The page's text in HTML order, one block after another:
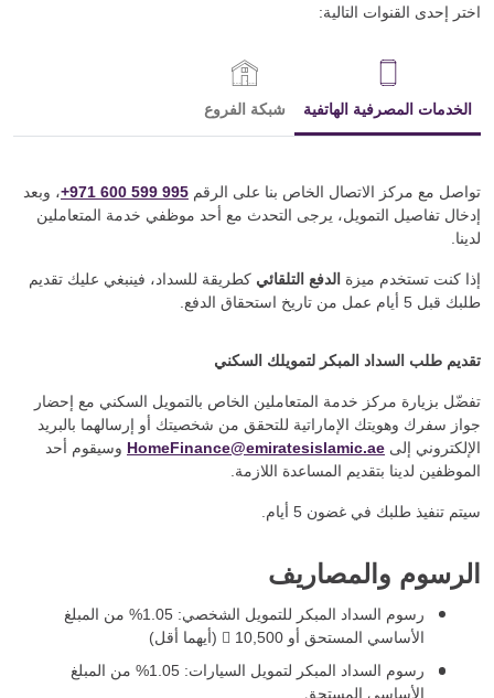
اختر إحدى القنوات التالية:
الخدمات المصرفية الهاتفية شبكة الفروع
تواصل مع مركز الاتصال الخاص بنا على الرقم 995 599 600 971+
، وبعد
إدخال تفاصيل التمويل، يرجى التحدث مع أحد موظفي خدمة المتعاملين
لدينا.
إذا كنت تستخدم ميزة الدفع التلقائي كطريقة للسداد، فينبغي عليك تقديم
طلبك قبل 5 أيام عمل من تاريخ استحقاق الدفع.
تقديم طلب السداد المبكر لتمويلك السكني
تفضّل بزيارة مركز خدمة المتعاملين الخاص بالتمويل السكني مع إحضار
جواز سفرك وهويتك الإماراتية للتحقق من شخصيتك أو إرسالهما بالبريد
الإلكتروني إلى HomeFinance@emiratesislamic.aeوسيقوم أحد
الموظفين لدينا بتقديم المساعدة اللازمة.
سيتم تنفيذ طلبك في غضون 5 أيام.
الرسوم والمصاريف
رسوم السداد المبكر للتمويل الشخصي: 1.05% من المبلغ
الأساسي المستحق أو 10,500  (أيهما أقل)
رسوم السداد المبكر لتمويل السيارات: 1.05% من المبلغ
الأساسي المستحق